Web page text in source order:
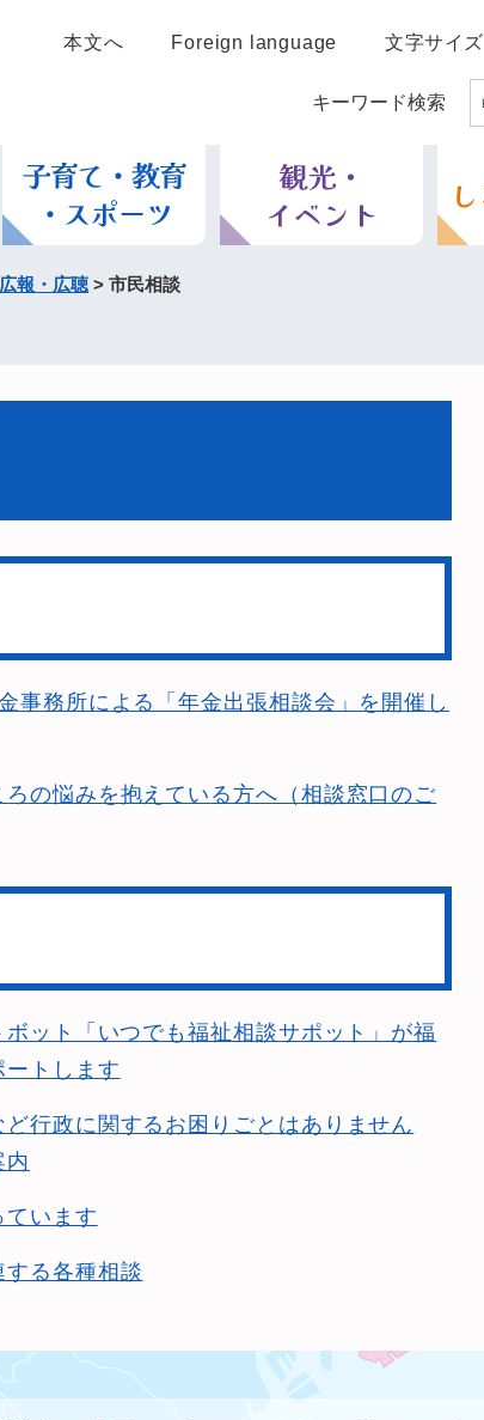
本文へ Foreign language 文字サイズ
キーワード検索
広報・広聴 > 市民相談
務所による「年金出張相談会」を開催し
の悩みを抱えている方へ（相談窓口のご
ット「いつでも福祉相談サポット」が福
トします
行政に関するお困りごとはありません
内
ています
る各種相談